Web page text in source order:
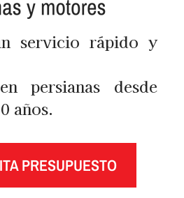
servicio rápido y
persianas desde
años.
PRESUPUESTO